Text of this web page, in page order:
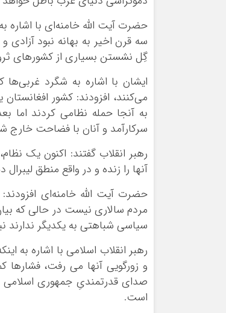
حضرت آیت الله خامنه‌ای با اشاره
سه قرن اخیر به بهانه نبود آزادی
گِل نشستن بسیاری از کشورهای
ایشان با اشاره به شگرد غربی‌ها
می‌کنند، افزودند: کشور
سرکارآمد و آنان با فضاحت خارج
رهبر انقلاب گفتند: اکنون یک
آنها را زنده و در واقع منطق
حضرت آیت الله خامنه‌ای
مردم سالاری نیست در حالی‌ که
سیاسی شباهتی به یکدیگر
رهبر انقلاب اسلامی با اشاره به
و زورگویی آنها می رفت، فشارها
صدای قدرتمندیِ جمهوری اسلامی
است.